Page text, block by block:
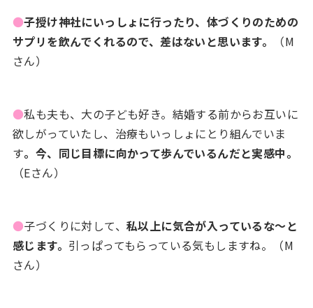
●子授け神社にいっしょに行ったり、体づくりのための
サプリを飲んでくれるので、差はないと思います。
（M
さん）
●私も夫も、大の子ども好き。結婚する前からお互いに
欲しがっていたし、治療もいっしょにとり組んでいま
す。今、同じ目標に向かって歩んでいるんだと実感中。
（Eさん）
●子づくりに対して、 私以上に気合が入っているな～と
感じます。 引っぱってもらっている気もしますね。（M
さん）